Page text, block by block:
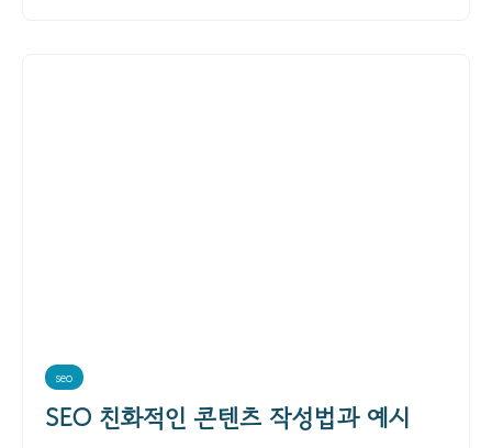
seo
SEO 친화적인 콘텐츠 작성법과 예시